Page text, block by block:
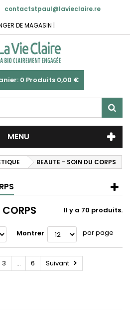
contactstpaul@lavieclaire.re
DE MAGASIN |
0 Produits 0,00 €
MENU
BEAUTE - SOIN DU CORPS
Il y a 70 produits.
Montrer par page
3 ... 6 Suivant